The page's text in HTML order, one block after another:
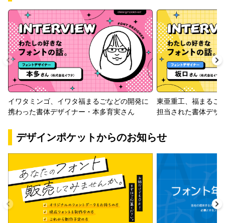
イワタミンゴ、イワタ福まるごなどの開発に
携わった書体デザイナー・本多育実さん
東亜重工、福まるご
担当された書体デザ
デザインポケットからのお知らせ